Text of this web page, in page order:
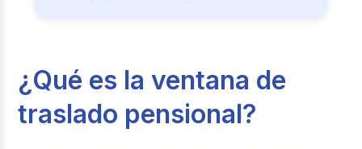
¿Qué es la ventana de
traslado pensional?